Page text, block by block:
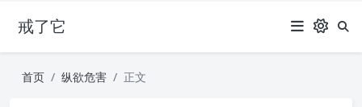
戒了它
首页 纵欲危害 正文